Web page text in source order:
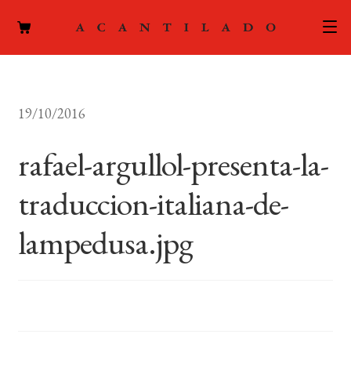
menú
ACTUALIDAD
PODCAST
LA EDITORIAL
19/10/2016
rafael-argullol-presenta-la-
traduccion-italiana-de-
lampedusa.jpg